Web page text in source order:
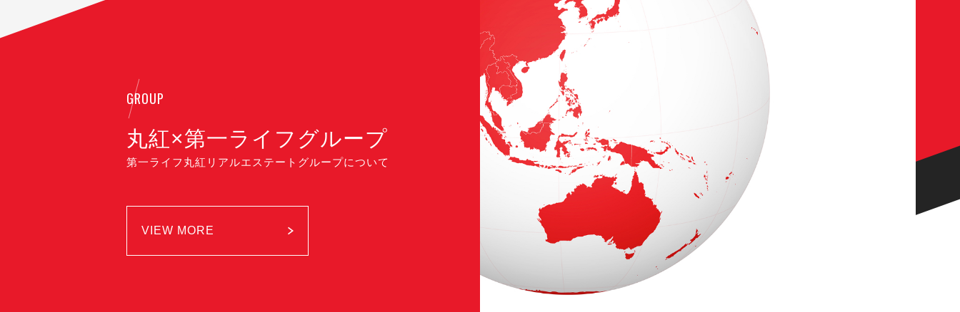
GROUP
丸紅×第一ライフグループ
第一ライフ丸紅リアルエステートグループについて
VIEW MORE